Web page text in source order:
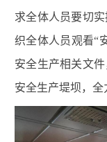
求全体人员要切
织全体人员观看“
安全生产相关文
安全生产堤坝，全